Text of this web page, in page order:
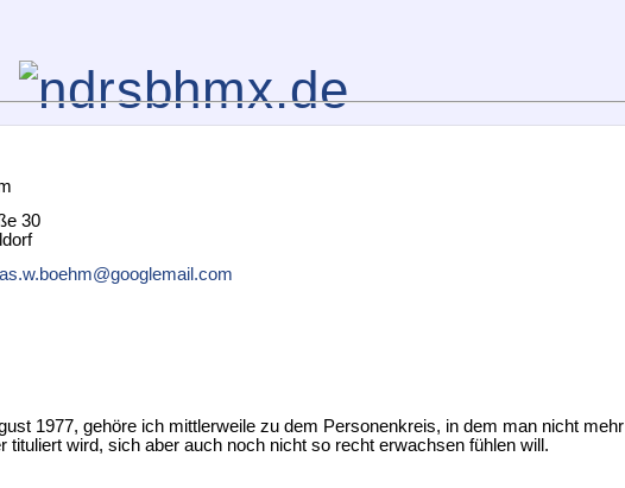
30
1977, gehöre ich mittlerweile zu dem Personenkreis, in dem man nicht mehr
tituliert wird, sich aber auch noch nicht so recht erwachsen fühlen will.